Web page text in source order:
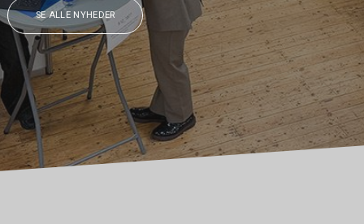
SE ALLE NYHEDER